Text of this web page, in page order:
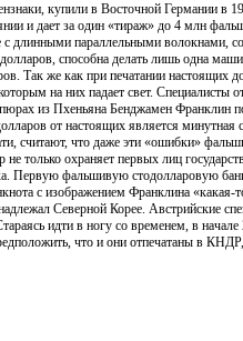
купили в Восточной Германии в
и дает за один «тираж» до 4 млн
длинными параллельными волокнами,
способна делать лишь одна
Так же как при печатании настоящих
на них падает свет. Специалисты
из Пхеньяна Бенджамен Франклин
от настоящих является минутная
считают, что даже эти «ошибки»
только охраняет первых лиц
Первую фальшивую стодолларовую
с изображением Франклина
Северной Корее. Австрийские
идти в ногу со временем, в
что и они отпечатаны в